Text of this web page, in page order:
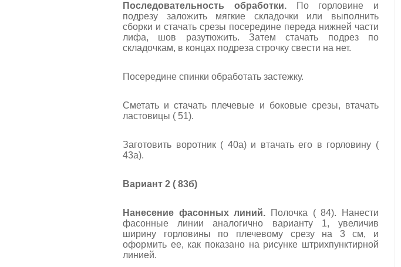
Последовательность обработки.По горловине и
подрезу заложить мягкие складочки или выполнить
сборки и стачать срезы посередине переда нижней части
лифа, шов разутюжить. Затем стачать подрез по
складочкам, в концах подреза строчку свести на нет.
Посередине спинки обработать застежку.
Сметать и стачать плечевые и боковые срезы, втачать
ластовицы ( 51).
Заготовить воротник ( 40а) и втачать его в горловину (
43а).
Вариант 2 ( 83б)
Нанесение фасонных линий. Полочка ( 84). Нанести
фасонные линии аналогично варианту 1, увеличив
ширину горловины по плечевому срезу на 3 см, и
оформить ее, как показано на рисунке штрихпунктирной
линией.